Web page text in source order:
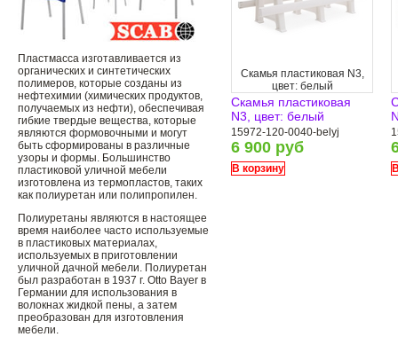
Пластмасса изготавливается из
органических и синтетических
полимеров, которые созданы из
нефтехимии (химических продуктов,
получаемых из нефти), обеспечивая
гибкие твердые вещества, которые
являются формовочными и могут
быть сформированы в различные
узоры и формы. Большинство
пластиковой уличной мебели
изготовлена ​​из термопластов, таких
как полиуретан или полипропилен.
Полиуретаны являются в настоящее
время наиболее часто используемые
в пластиковых материалах,
используемых в приготовлении
уличной дачной мебели. Полиуретан
был разработан в 1937 г. Otto Bayer в
Германии для использования в
волокнах жидкой пены, а затем
преобразован для изготовления
мебели.
Скамья пластиковая N3,
цвет: белый
Скамья пластиковая
N3, цвет: белый
15972-120-0040-belyj
6 900 руб
В корзину